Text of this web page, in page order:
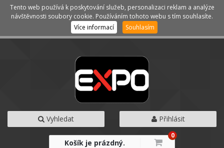
Kategorie Menu
Vyhledat Přihlásit
Košík je prázdný.
0
Tento web používá k poskytování služeb, personalizaci reklam a analýze
návštěvnosti soubory cookie. Používáním tohoto webu s tím souhlasíte.
Více informací
Souhlasím